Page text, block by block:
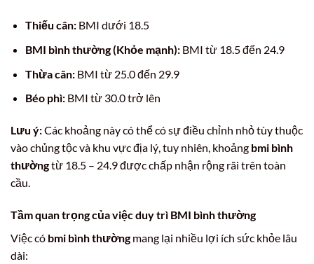
Thiếu cân:BMI dưới 18.5
BMI bình thường (Khỏe mạnh):BMI từ 18.5 đến 24.9
Thừa cân:BMI từ 25.0 đến 29.9
Béo phì:BMI từ 30.0 trở lên
Lưu ý:Các khoảng này có thể có sự điều chỉnh nhỏ tùy thuộc
vào chủng tộc và khu vực địa lý, tuy nhiên, khoảng bmi bình
thườngtừ 18.5 – 24.9 được chấp nhận rộng rãi trên toàn
cầu.
Tầm quan trọng của việc duy trì BMI bình thường
Việc có bmi bình thườngmang lại nhiều lợi ích sức khỏe lâu
dài: